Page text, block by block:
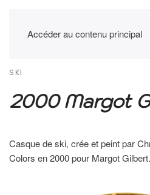
Accéder au contenu principal
SKI
2000 Margot
Casque de ski, crée et peint par
Colors en 2000 pour Margot Gilbert.